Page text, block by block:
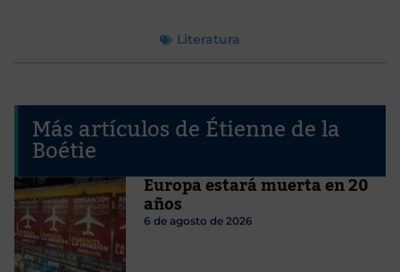
Literatura
Más artículos de Étienne de la
Boétie
Europa estará muerta en 20
años
6 de agosto de 2026